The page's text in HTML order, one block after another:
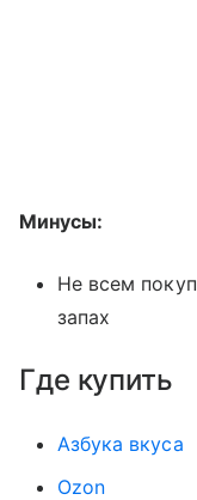
Минусы:
Не всем
запах
Где купить
Азбука вкуса
Ozon